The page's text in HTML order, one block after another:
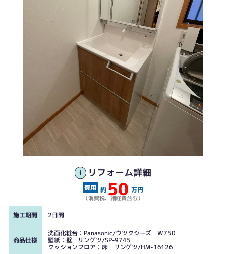
リフォーム詳細
約 50 万円
（消費税、諸経費含む）
施工期間 2日間
商品仕様
洗面化粧台：Panasonic/ウツクシーズ W750
壁紙：壁 サンゲツ/SP-9745
クッションフロア：床 サンゲツ/HM-16126